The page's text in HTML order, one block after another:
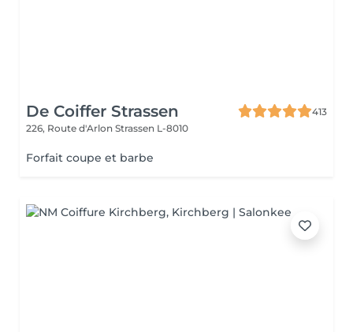
De Coiffer Strassen
413
226, Route d'Arlon Strassen L-8010
Forfait coupe et barbe